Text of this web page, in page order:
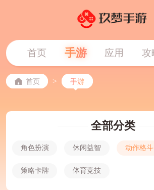
首页 手游 应用 攻
首页 > 手游
全部分类
角色扮演 休闲益智 动作格斗
策略卡牌 体育竞技